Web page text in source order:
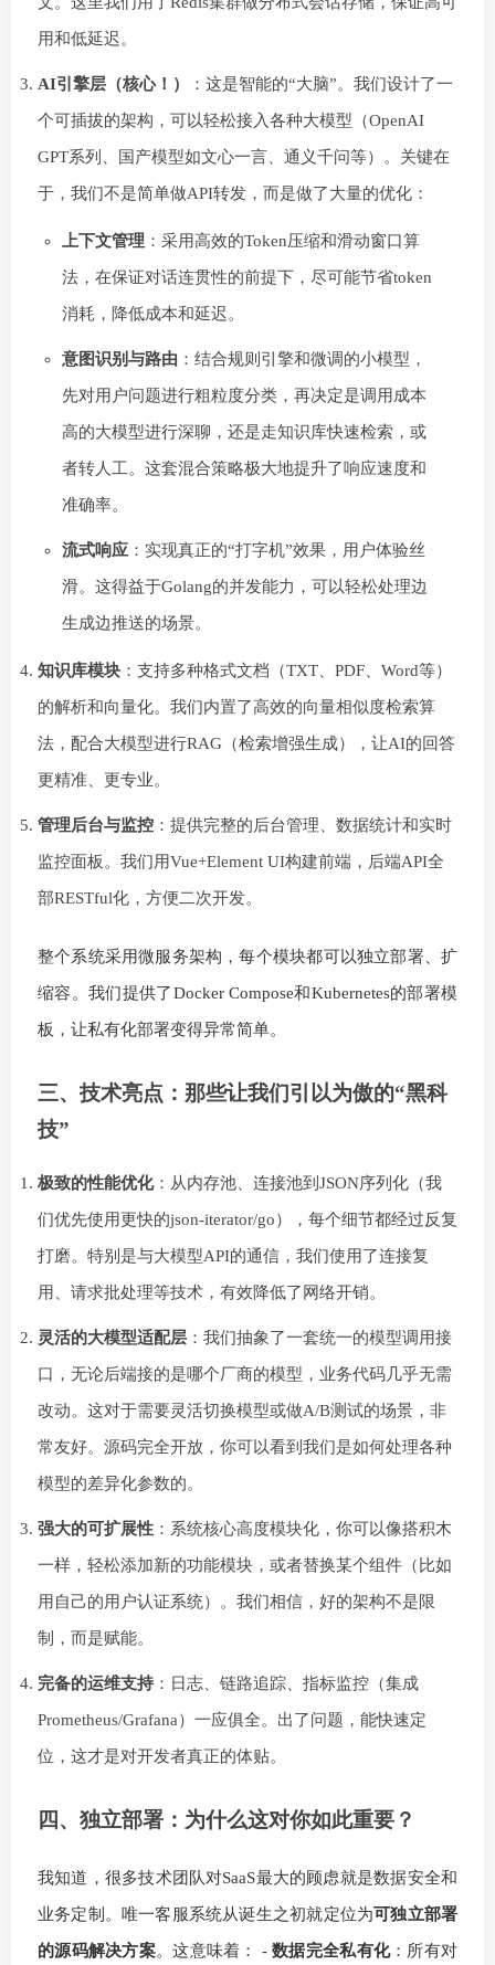
用和低延迟。
AI引擎层（核心！） ：这是智能的“大脑”。我们设计了一
个可插拔的架构，可以轻松接入各种大模型（OpenAI
GPT系列、国产模型如文心一言、通义千问等）。关键在
于，我们不是简单做API转发，而是做了大量的优化：
上下文管理 ：采用高效的Token压缩和滑动窗口算
法，在保证对话连贯性的前提下，尽可能节省token
消耗，降低成本和延迟。
意图识别与路由 ：结合规则引擎和微调的小模型，
先对用户问题进行粗粒度分类，再决定是调用成本
高的大模型进行深聊，还是走知识库快速检索，或
者转人工。这套混合策略极大地提升了响应速度和
准确率。
流式响应 ：实现真正的“打字机”效果，用户体验丝
滑。这得益于Golang的并发能力，可以轻松处理边
生成边推送的场景。
知识库模块 ：支持多种格式文档（TXT、PDF、Word等）
的解析和向量化。我们内置了高效的向量相似度检索算
法，配合大模型进行RAG（检索增强生成），让AI的回答
更精准、更专业。
管理后台与监控 ：提供完整的后台管理、数据统计和实时
监控面板。我们用Vue+Element UI构建前端，后端API全
部RESTful化，方便二次开发。
整个系统采用微服务架构，每个模块都可以独立部署、扩
缩容。我们提供了Docker Compose和Kubernetes的部署模
板，让私有化部署变得异常简单。
三、技术亮点：那些让我们引以为傲的“黑科
技”
极致的性能优化：从内存池、连接池到JSON序列化（我
们优先使用更快的json-iterator/go），每个细节都经过反复
打磨。特别是与大模型API的通信，我们使用了连接复
用、请求批处理等技术，有效降低了网络开销。
灵活的大模型适配层 ：我们抽象了一套统一的模型调用接
口，无论后端接的是哪个厂商的模型，业务代码几乎无需
改动。这对于需要灵活切换模型或做A/B测试的场景，非
常友好。源码完全开放，你可以看到我们是如何处理各种
模型的差异化参数的。
强大的可扩展性 ：系统核心高度模块化，你可以像搭积木
一样，轻松添加新的功能模块，或者替换某个组件（比如
用自己的用户认证系统）。我们相信，好的架构不是限
制，而是赋能。
完备的运维支持：日志、链路追踪、指标监控（集成
Prometheus/Grafana）一应俱全。出了问题，能快速定
位，这才是对开发者真正的体贴。
四、独立部署：为什么这对你如此重要？
我知道，很多技术团队对SaaS最大的顾虑就是数据安全和
业务定制。唯一客服系统从诞生之初就定位为可独立部署
的源码解决方案。这意味着： -数据完全私有化：所有对